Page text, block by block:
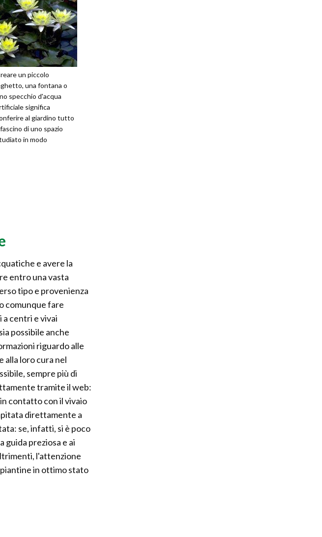
un piccolo
una fontana o
specchio d'acqua
significa
al giardino tutto
di uno spazio
in modo
e avere la
entro una vasta
tipo e provenienza
comunque fare
centri e vivai
possibile anche
riguardo alle
alla loro cura nel
sempre più di
tramite il web:
contatto con il vivaio
direttamente a
se, infatti, si è poco
guida preziosa e ai
l'attenzione
in ottimo stato